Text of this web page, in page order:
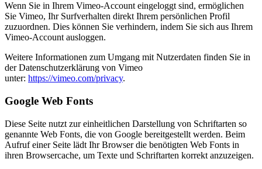
Wenn Sie in Ihrem Vimeo-Account eingeloggt sind, ermöglichen
Sie Vimeo, Ihr Surfverhalten direkt Ihrem persönlichen Profil
zuzuordnen. Dies können Sie verhindern, indem Sie sich aus Ihrem
Vimeo-Account ausloggen.
Weitere Informationen zum Umgang mit Nutzerdaten finden Sie in
der Datenschutzerklärung von Vimeo
unter: https://vimeo.com/privacy.
Google Web Fonts
Diese Seite nutzt zur einheitlichen Darstellung von Schriftarten so
genannte Web Fonts, die von Google bereitgestellt werden. Beim
Aufruf einer Seite lädt Ihr Browser die benötigten Web Fonts in
ihren Browsercache, um Texte und Schriftarten korrekt anzuzeigen.